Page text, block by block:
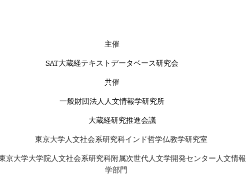
主催
SAT大蔵経テキストデータベース研究会
共催
一般財団法人人文情報学研究所
大蔵経研究推進会議
東京大学人文社会系研究科インド哲学仏教学研究室
京大学大学院人文社会系研究科附属次世代人文学開発センター人文情報
学部門